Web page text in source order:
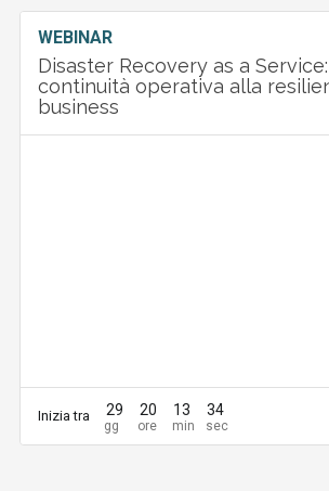
WEBINAR
Disaster Recovery as a
continuità operativa alla
business
Inizia tra 29 20 13 34